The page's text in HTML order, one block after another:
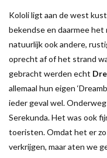
Kololi ligt aan de west
bekendse en daarmee
natuurlijk ook andere,
oprecht af of het strand
gebracht werden echt
allemaal hun eigen
ieder geval wel.
Serekunda. Het was ook
toeristen. Omdat het er
verkrijgen, maar aten we